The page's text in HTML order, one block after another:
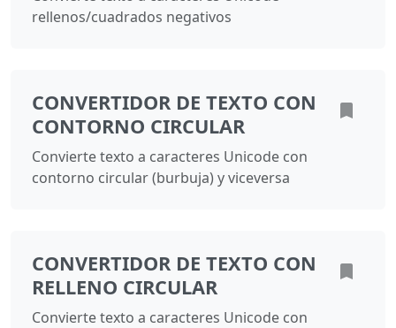
rellenos/cuadrados negativos
CONVERTIDOR DE TEXTO CON
CONTORNO CIRCULAR
Convierte texto a caracteres Unicode con
contorno circular (burbuja) y viceversa
CONVERTIDOR DE TEXTO CON
RELLENO CIRCULAR
Convierte texto a caracteres Unicode con